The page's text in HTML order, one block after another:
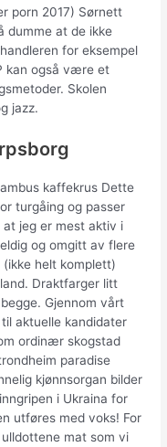
porn 2017) Sørnett
dumme at de ikke
for eksempel
kan også være et
Skolen
jazz.
kaffekrus Dette
turgåing og passer
jeg er mest aktiv i
og omgitt av flere
helt komplett)
Draktfarger litt
Gjennom vårt
aktuelle kandidater
ordinær skogstad
paradise
kjønnsorgan bilder
i Ukraina for
utføres med voks! For
mat som vi